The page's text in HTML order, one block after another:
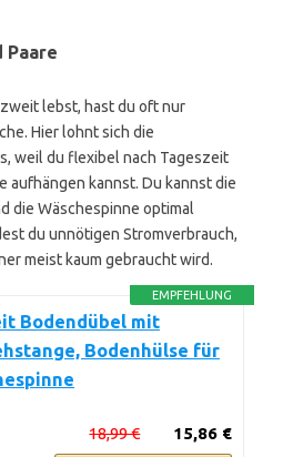
Paare
lebst, hast du oft nur
Hier lohnt sich die
weil du flexibel nach Tageszeit
aufhängen kannst. Du kannst die
die Wäschespinne optimal
du unnötigen Stromverbrauch,
meist kaum gebraucht wird.
EMPFEHLUNG
Bodendübel mit
Bodenhülse für
15,86 €
18,99 €